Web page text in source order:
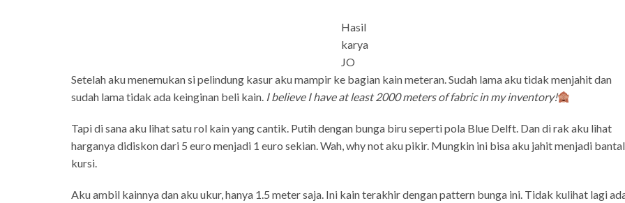
Hasil
karya
JO
Setelah aku menemukan si pelindung kasur aku mampir ke bagian kain meteran. Sudah lama aku tidak menjahit dan
sudah lama tidak ada keinginan beli kain. I believe I have at least 2000 meters of fabric in my inventory!
Tapi di sana aku lihat satu rol kain yang cantik. Putih dengan bunga biru seperti pola Blue Delft. Dan di rak aku lihat
harganya didiskon dari 5 euro menjadi 1 euro sekian. Wah, why not aku pikir. Mungkin ini bisa aku jahit menjadi bantal
kursi.
Aku ambil kainnya dan aku ukur, hanya 1.5 meter saja. Ini kain terakhir dengan pattern bunga ini. Tidak kulihat lagi